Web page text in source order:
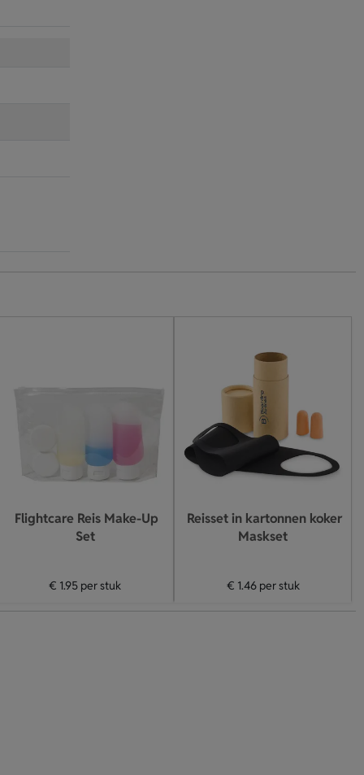
Flightcare Reis Make-Up
Set
€ 1.95 per stuk
Reisset in kartonnen koker
Maskset
€ 1.46per stuk